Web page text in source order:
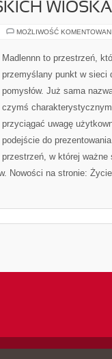
MOŻLIWOŚĆ
Madlennn to przestrzeń,
przemyślany punkt w sieci
pomysłów. Już sama
czymś
przyciągać uwagę
podejście do
w której
Nowości na stronie: